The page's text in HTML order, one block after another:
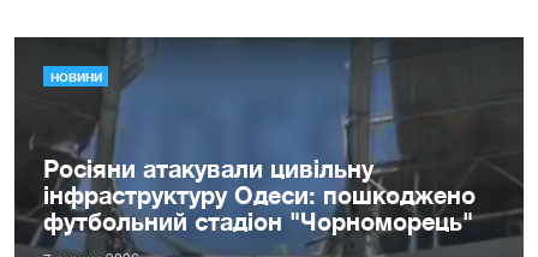
НОВИНИ
Росіяни атакували цивільну
інфраструктуру Одеси: пошкоджено
футбольний стадіон "Чорноморець"